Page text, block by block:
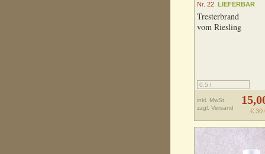
Nr. 22 LIEFERBAR
Tresterbrand
vom Riesling
0,5 l
inkl. MwSt.
zzgl. Versand €